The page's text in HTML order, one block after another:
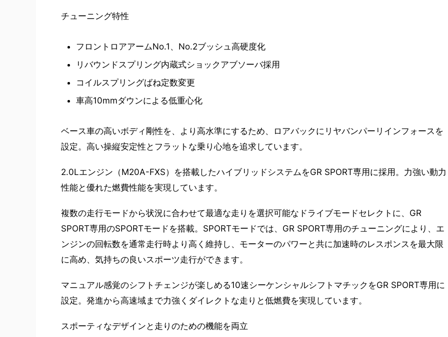
チューニング特性
フロントロアアームNo.1、No.2ブッシュ高硬度化
リバウンドスプリング内蔵式ショックアブソーバ採用
コイルスプリングばね定数変更
車高10mmダウンによる低重心化
ベース車の高いボディ剛性を、より高水準にするため、ロアバックにリヤバンパーリインフォースを
設定。高い操縦安定性とフラットな乗り心地を追求しています。
2.0Lエンジン（M20A-FXS）を搭載したハイブリッドシステムをGR SPORT専用に採用。力強い動力
性能と優れた燃費性能を実現しています。
複数の走行モードから状況に合わせて最適な走りを選択可能なドライブモードセレクトに、GR
SPORT専用のSPORTモードを搭載。SPORTモードでは、GR SPORT専用のチューニングにより、エ
ンジンの回転数を通常走行時より高く維持し、モーターのパワーと共に加速時のレスポンスを最大限
に高め、気持ちの良いスポーツ走行ができます。
マニュアル感覚のシフトチェンジが楽しめる10速シーケンシャルシフトマチックをGR SPORT専用に
設定。発進から高速域まで力強くダイレクトな走りと低燃費を実現しています。
スポーティなデザインと走りのための機能を両立